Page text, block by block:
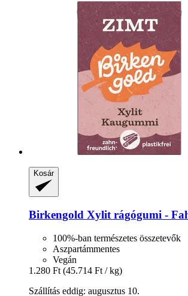
Kosár
Birkengold Xylit rágógumi -​
100%-ban természetes összetevők
Aszpartámmentes
Vegán
1.280 Ft (45.714 Ft / kg)
Szállítás eddig: augusztus 10.